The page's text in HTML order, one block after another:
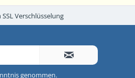
Verschlüsselung
genommen.